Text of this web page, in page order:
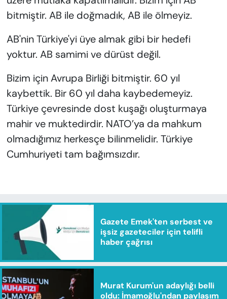
bitmiştir. AB ile doğmadık, AB ile ölmeyiz.
AB'nin Türkiye'yi üye almak gibi bir hedefi
yoktur. AB samimi ve dürüst değil.
Bizim için Avrupa Birliği bitmiştir. 60 yıl
kaybettik. Bir 60 yıl daha kaybedemeyiz.
Türkiye çevresinde dost kuşağı oluşturmaya
mahir ve muktedirdir. NATO’ya da mahkum
olmadığımız herkesçe bilinmelidir. Türkiye
Cumhuriyeti tam bağımsızdır.
Gazete Emek'ten serbest ve
işsiz gazeteciler için telifli
haber çağrısı
Murat Kurum'un adaylığı belli
oldu: İmamoğlu'ndan paylaşım